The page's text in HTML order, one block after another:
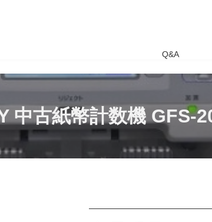
Q&A
中古紙幣計数機 GFS-